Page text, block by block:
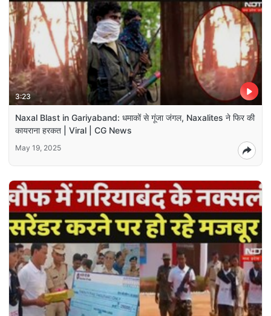
3:23
Naxal Blast in Gariyaband: धमाकों से गूंजा जंगल, Naxalites ने फिर की
कायराना हरकत | Viral | CG News
May 19, 2025